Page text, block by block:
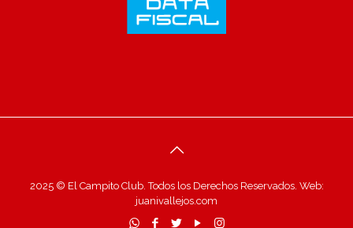
2025 © El Campito Club. Todos los Derechos Reservados. Web:
juanivallejos.com